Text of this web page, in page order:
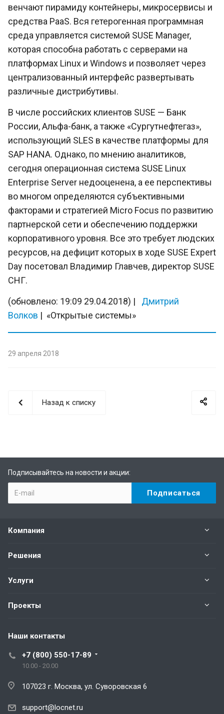
венчают пирамиду контейнеры, микросервисы и
средства PaaS. Вся гетерогенная программная
среда управляется системой SUSE Manager,
которая способна работать с серверами на
платформах Linux и Windows и позволяет через
централизованный интерфейс развертывать
различные дистрибутивы.
В числе российских клиентов SUSE — Банк
России, Альфа-банк, а также «Сургутнефтегаз»,
использующий SLES в качестве платформы для
SAP HANA. Однако, по мнению аналитиков,
сегодня операционная система SUSE Linux
Enterprise Server недооценена, а ее перспективы
во многом определяются субъективными
факторами и стратегией Micro Focus по развитию
партнерской сети и обеспечению поддержки
корпоративного уровня. Все это требует людских
ресурсов, на дефицит которых в ходе SUSE Expert
Day посетовал Владимир Главчев, директор SUSE
СНГ.
(обновлено: 19:09 29.04.2018) | Дмитрий
Волков | «Открытые системы»
29 апреля 2018
Назад к списку
Подписывайтесь на новости и акции:
Компания
Решения
Услуги
Проекты
Наши контакты
+7 (800) 550-17-89
10.00 - 20.00
107023 г. Москва, ул. Суворовская 6
support@locnet.ru